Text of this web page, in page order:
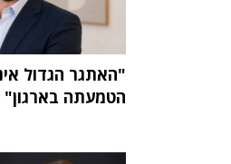
הטמעתה בארגון"